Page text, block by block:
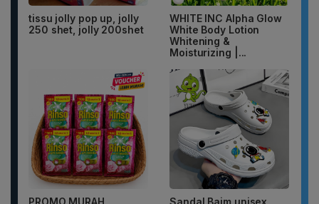
tissu jolly pop up, jolly
250 shet, jolly 200shet
WHITE INC Alpha Glow
White Body Lotion
Whitening &
Moisturizing |...